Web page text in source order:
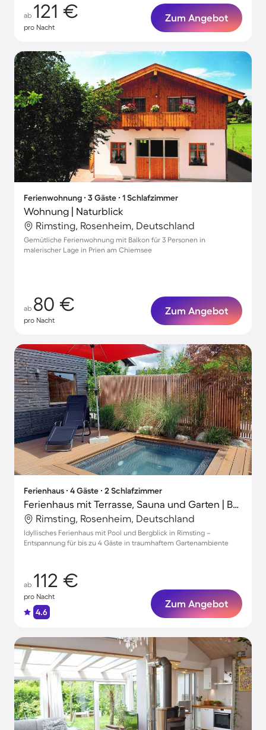
ab 121 €
pro Nacht
Zum Angebot
Ferienwohnung ∙ 3 Gäste ∙ 1 Schlafzimmer
Wohnung | Naturblick
Rimsting, Rosenheim, Deutschland
Gemütliche Ferienwohnung mit Balkon für 3 Personen in
malerischer Lage in Prien am Chiemsee
ab 80 €
pro Nacht
Zum Angebot
Ferienhaus ∙ 4 Gäste ∙ 2 Schlafzimmer
Ferienhaus mit Terrasse, Sauna und Garten | Bergblick
Rimsting, Rosenheim, Deutschland
Idyllisches Ferienhaus mit Pool und Bergblick in Rimsting –
Entspannung für bis zu 4 Gäste in traumhaftem Gartenambiente
ab 112 €
pro Nacht
4.6
Zum Angebot